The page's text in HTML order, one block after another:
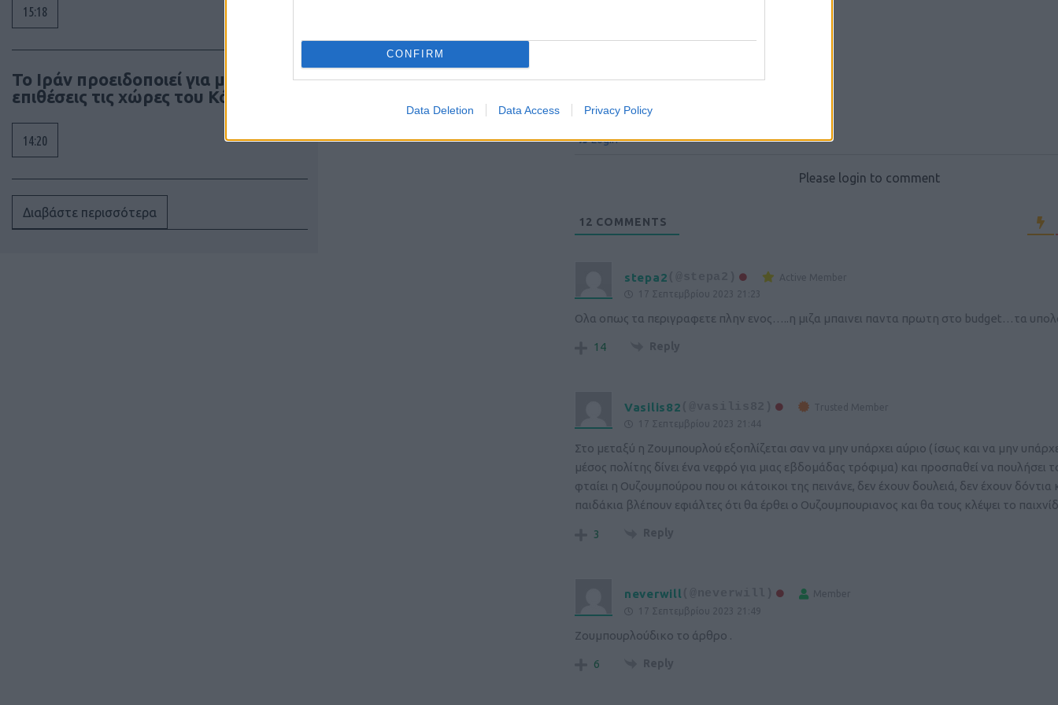
CONFIRM
Data Deletion Data Access Privacy Policy
15:18
Το Ιράν προειδοποιεί για μαζικές
επιθέσεις τις χώρες του Κόλπου
14:20
Διαβάστε περισσότερα
Login
Please login to comment
12 COMMENTS
stepa2
Active Member
17 Σεπτεμβρίου 2023 21:23
Ολα οπως τα περιγραφετε πλην ενος…..η μιζα μπαινει παντα πρωτη στο budget…τα
14 Reply
Vasilis82
Trusted Member
17 Σεπτεμβρίου 2023 21:44
Στο μεταξύ η Ζουμπουρλού εξοπλίζεται σαν να μην υπάρχει αύριο ( ίσως και να μην
μέσος πολίτης δίνει ένα νεφρό για μιας εβδομάδας τρόφιμα) και προσπαθεί να πουλήσει
φταίει η Ουζουμπούρου που οι κάτοικοι της πεινάνε, δεν έχουν δουλειά, δεν έχουν δόντια
παιδάκια βλέπουν εφιάλτες ότι θα έρθει ο Ουζουμπουριανος και θα τους κλέψει το
3 Reply
neverwill
Member
17 Σεπτεμβρίου 2023 21:49
Ζουμπουρλούδικο το άρθρο .
6 Reply